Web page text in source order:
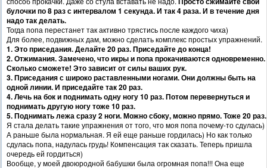
булочки по 8 раз с интервалом 1 секунда. И так 4 раза. И в течение дня
надо так делать.
Тогда попа перестанет так активно трястись после каждого чиха)
Для более, подвижных дам, можно сделать комплекс простых упражнений.
1. Это приседания. Делайте 20 раз. Приседайте до конца!
2. Отжимания. Замечено, что икры и попа прокачиваются одновременно.
Сколько сможете! Это зависит от силы ваших рук.
3. Приседания с широко раставленными ногами. Они должны быть на
одной линии. И приседайте так 20 раз.
4. Лечь на бок и поднимать одну ногу 10 раз. Потом перевернуться и
поднимать другую ногу тоже 10 раз.
5. Поднимать лежа сразу 2 ноги. Можно сбоку, можно прямо. Тоже 20 раз.
Я стала делать такие упражнения от того, что моя попа почему-то сдулась)
А раньше была нормальная. Я ей еще раньше гордилась) Но как только
сдулась попа, надулась грудь! Компенсация так сказать. Теперь пришла
очередь ей гордиться)
Вообще, у моей двоюродной бабушки была огромная попа!!! Она еще